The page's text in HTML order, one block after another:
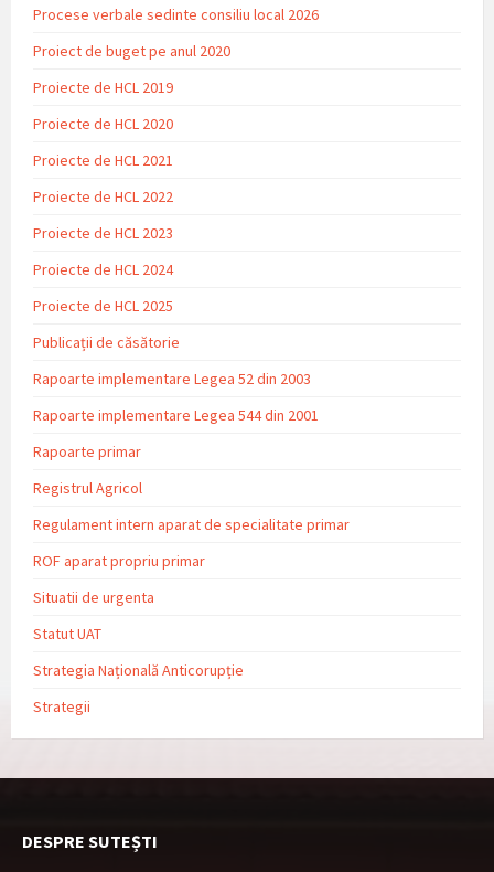
Procese verbale sedinte consiliu local 2026
Proiect de buget pe anul 2020
Proiecte de HCL 2019
Proiecte de HCL 2020
Proiecte de HCL 2021
Proiecte de HCL 2022
Proiecte de HCL 2023
Proiecte de HCL 2024
Proiecte de HCL 2025
Publicații de căsătorie
Rapoarte implementare Legea 52 din 2003
Rapoarte implementare Legea 544 din 2001
Rapoarte primar
Registrul Agricol
Regulament intern aparat de specialitate primar
ROF aparat propriu primar
Situatii de urgenta
Statut UAT
Strategia Națională Anticorupție
Strategii
DESPRE SUTEȘTI